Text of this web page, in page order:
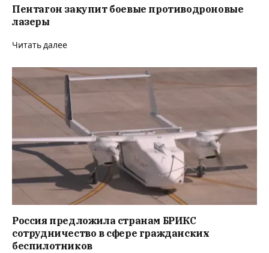
Пентагон закупит боевые противодроновые
лазеры
Читать далее
Россия предложила странам БРИКС
сотрудничество в сфере гражданских
беспилотников